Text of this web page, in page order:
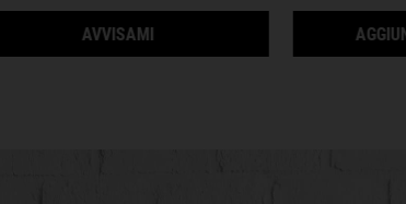
BLEMISH-TREATING & PREVENTING LOTION
AVVISAMI QUANDO BREAKOUT CONTROL